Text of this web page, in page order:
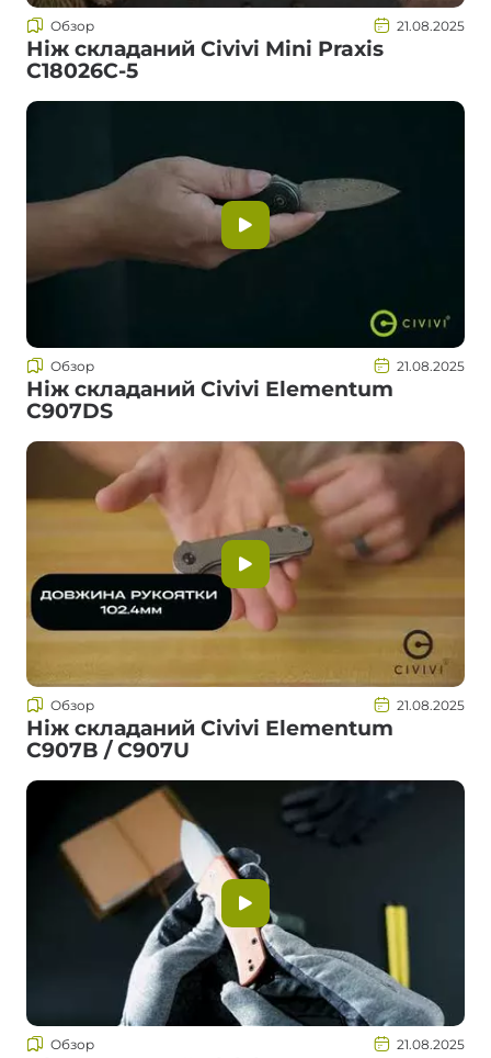
Обзор 21.08.2025
Ніж складаний Civivi Mini Praxis
C18026C-5
Обзор 21.08.2025
Ніж складаний Civivi Elementum
C907DS
Обзор 21.08.2025
Ніж складаний Civivi Elementum
C907B / C907U
Обзор 21.08.2025